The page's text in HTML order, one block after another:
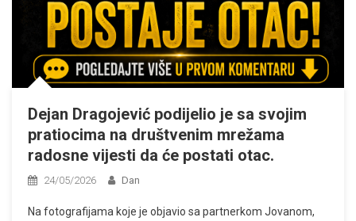
Dejan Dragojević podijelio je sa svojim
pratiocima na društvenim mrežama
radosne vijesti da će postati otac.
24/05/2026 Dan
Na fotografijama koje je objavio sa partnerkom Jovanom,